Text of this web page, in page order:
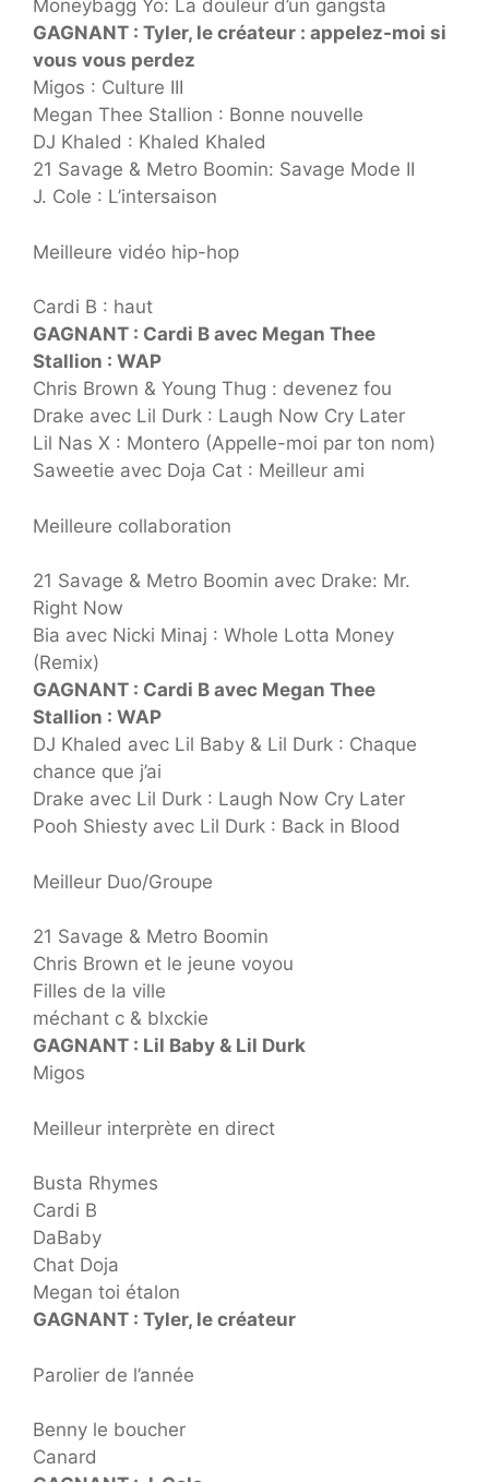
Moneybagg Yo: La douleur d’un gangsta
GAGNANT : Tyler, le créateur : appelez-moi si
vous vous perdez
Migos : Culture III
Megan Thee Stallion : Bonne nouvelle
DJ Khaled : Khaled Khaled
21 Savage & Metro Boomin: Savage Mode II
J. Cole : L’intersaison
Meilleure vidéo hip-hop
Cardi B : haut
GAGNANT : Cardi B avec Megan Thee
Stallion : WAP
Chris Brown & Young Thug : devenez fou
Drake avec Lil Durk : Laugh Now Cry Later
Lil Nas X : Montero (Appelle-moi par ton nom)
Saweetie avec Doja Cat : Meilleur ami
Meilleure collaboration
21 Savage & Metro Boomin avec Drake: Mr.
Right Now
Bia avec Nicki Minaj : Whole Lotta Money
(Remix)
GAGNANT : Cardi B avec Megan Thee
Stallion : WAP
DJ Khaled avec Lil Baby & Lil Durk : Chaque
chance que j’ai
Drake avec Lil Durk : Laugh Now Cry Later
Pooh Shiesty avec Lil Durk : Back in Blood
Meilleur Duo/Groupe
21 Savage & Metro Boomin
Chris Brown et le jeune voyou
Filles de la ville
méchant c & blxckie
GAGNANT : Lil Baby & Lil Durk
Migos
Meilleur interprète en direct
Busta Rhymes
Cardi B
DaBaby
Chat Doja
Megan toi étalon
GAGNANT : Tyler, le créateur
Parolier de l’année
Benny le boucher
Canard